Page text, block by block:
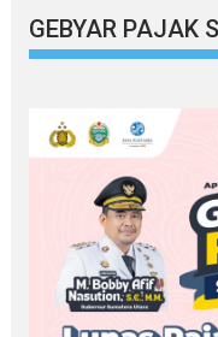
GEBYAR PAJAK